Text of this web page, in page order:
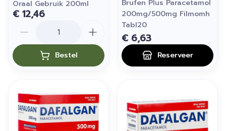
Oraal Gebruik 200ml
€ 12,46
Bestel
Brufen Plus Paracetamol
200mg/500mg Filmomh
Tabl20
€ 6,63
Reserveer